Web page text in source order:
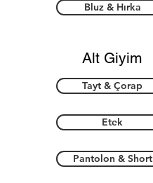
Bluz & Hırka
Alt Giyim
Tayt & Çorap
Etek
Pantolon & Short